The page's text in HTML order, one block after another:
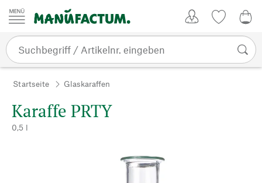
Zum Inhalt springen
Startseite Glaskaraffen
Karaffe PRTY
0,5 l